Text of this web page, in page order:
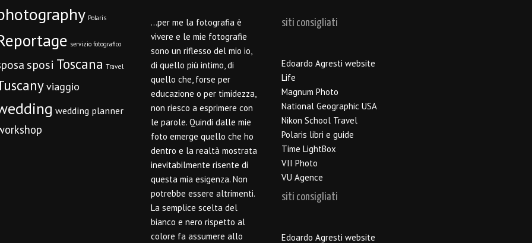
Polaris
servizio fotografico
sposi Toscana Travel
viaggio
wedding planner
…per me la fotografia è
vivere e le mie fotografie
sono un riflesso del mio io,
di quello più intimo, di
quello che, forse per
educazione o per timidezza,
non riesco a esprimere con
le parole. Quindi dalle mie
foto emerge quello che ho
dentro e la realtà mostrata
inevitabilmente risente di
questa mia esigenza. Non
potrebbe essere altrimenti.
La semplice scelta del
bianco e nero rispetto al
colore fa assumere allo
siti consigliati
Edoardo Agresti website
Life
Magnum Photo
National Geographic USA
Nikon School Travel
Polaris libri e guide
Time LightBox
VII Photo
VU Agence
siti consigliati
Edoardo Agresti website